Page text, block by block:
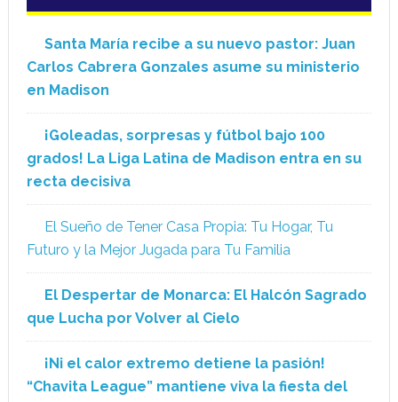
Santa María recibe a su nuevo pastor: Juan
Carlos Cabrera Gonzales asume su ministerio
en Madison
¡Goleadas, sorpresas y fútbol bajo 100
grados! La Liga Latina de Madison entra en su
recta decisiva
El Sueño de Tener Casa Propia: Tu Hogar, Tu
Futuro y la Mejor Jugada para Tu Familia
El Despertar de Monarca: El Halcón Sagrado
que Lucha por Volver al Cielo
¡Ni el calor extremo detiene la pasión!
“Chavita League” mantiene viva la fiesta del